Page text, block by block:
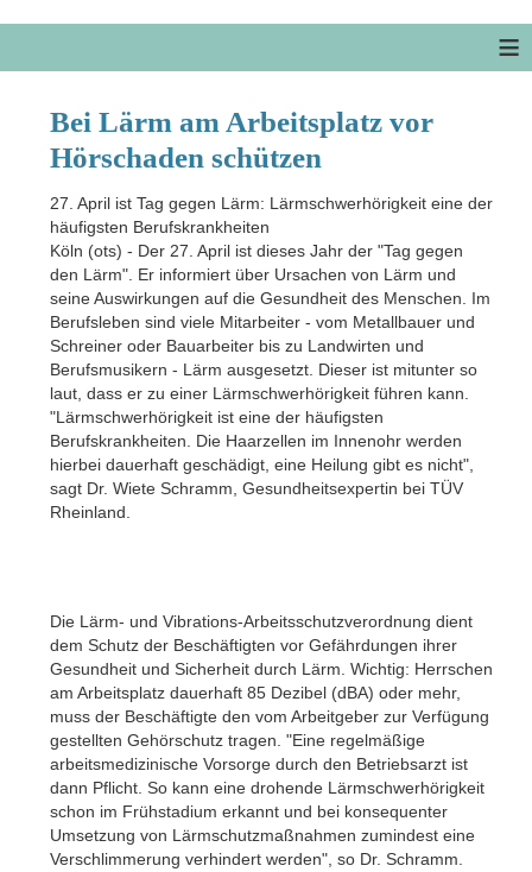
≡
Bei Lärm am Arbeitsplatz vor
Hörschaden schützen
27. April ist Tag gegen Lärm: Lärmschwerhörigkeit eine der
häufigsten Berufskrankheiten
Köln (ots) - Der 27. April ist dieses Jahr der "Tag gegen
den Lärm". Er informiert über Ursachen von Lärm und
seine Auswirkungen auf die Gesundheit des Menschen. Im
Berufsleben sind viele Mitarbeiter - vom Metallbauer und
Schreiner oder Bauarbeiter bis zu Landwirten und
Berufsmusikern - Lärm ausgesetzt. Dieser ist mitunter so
laut, dass er zu einer Lärmschwerhörigkeit führen kann.
"Lärmschwerhörigkeit ist eine der häufigsten
Berufskrankheiten. Die Haarzellen im Innenohr werden
hierbei dauerhaft geschädigt, eine Heilung gibt es nicht",
sagt Dr. Wiete Schramm, Gesundheitsexpertin bei TÜV
Rheinland.
Die Lärm- und Vibrations-Arbeitsschutzverordnung dient
dem Schutz der Beschäftigten vor Gefährdungen ihrer
Gesundheit und Sicherheit durch Lärm. Wichtig: Herrschen
am Arbeitsplatz dauerhaft 85 Dezibel (dBA) oder mehr,
muss der Beschäftigte den vom Arbeitgeber zur Verfügung
gestellten Gehörschutz tragen. "Eine regelmäßige
arbeitsmedizinische Vorsorge durch den Betriebsarzt ist
dann Pflicht. So kann eine drohende Lärmschwerhörigkeit
schon im Frühstadium erkannt und bei konsequenter
Umsetzung von Lärmschutzmaßnahmen zumindest eine
Verschlimmerung verhindert werden", so Dr. Schramm.